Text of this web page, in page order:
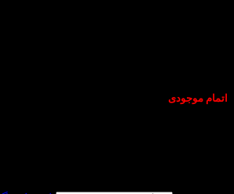
اتمام موجودی